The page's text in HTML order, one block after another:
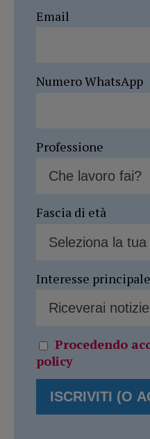
Email
Numero WhatsApp
Professione
Fascia di età
Interesse principale
Procedendo
policy